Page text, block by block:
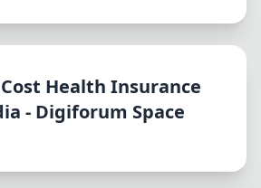
Health Insurance
- Digiforum Space